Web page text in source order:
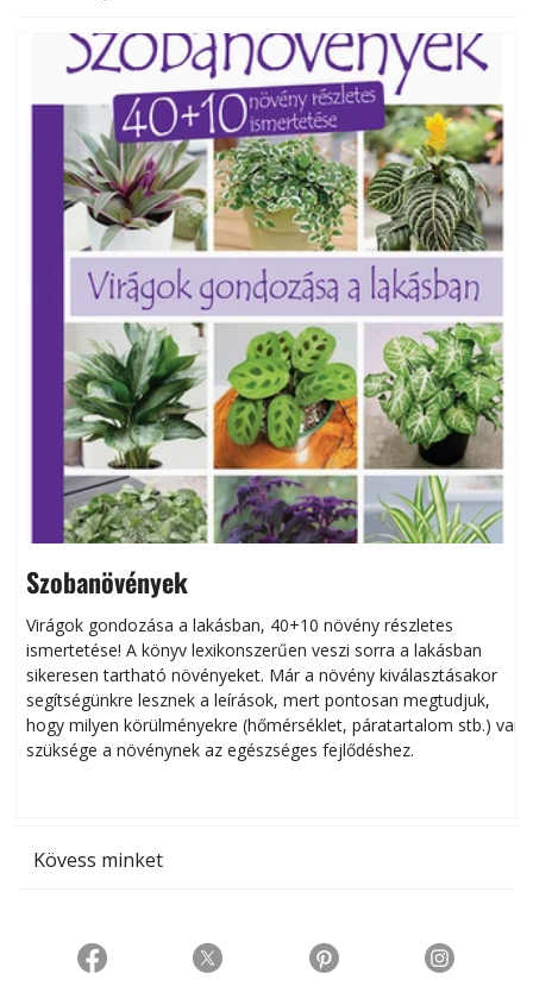
Szobanövények
Virágok gondozása a lakásban, 40+10 növény részletes
ismertetése! A könyv lexikonszerűen veszi sorra a lakásban
sikeresen tart­ha­tó növényeket. Már a növény kiválasztásakor
segítségünkre lesznek a leírások, mert pontosan megtudjuk,
hogy milyen körülményekre (hőmérséklet, páratartalom stb.) van
szüksége a növénynek az egészséges fejlődéshez.
Kövess minket